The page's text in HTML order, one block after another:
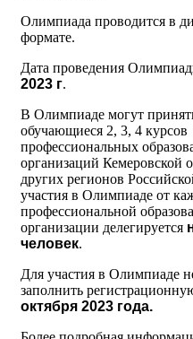
Олимпиада проводится в
формате.
Дата проведения
2023 г.
В Олимпиаде могут
обучающиеся 2, 3, 4 курсов
профессиональных
организаций Кемеровской
других регионов
участия в Олимпиаде от
профессиональной
организации делегируется
человек.
Для участия в Олимпиаде
заполнить
октября 2023 года.